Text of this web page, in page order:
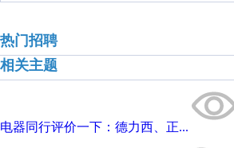
热门招聘
相关主题
电器同行评价一下：德力西、正...